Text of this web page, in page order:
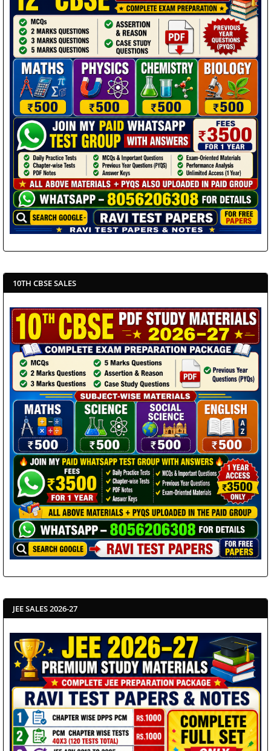
10TH CBSE SALES
JEE SALES 2026-27